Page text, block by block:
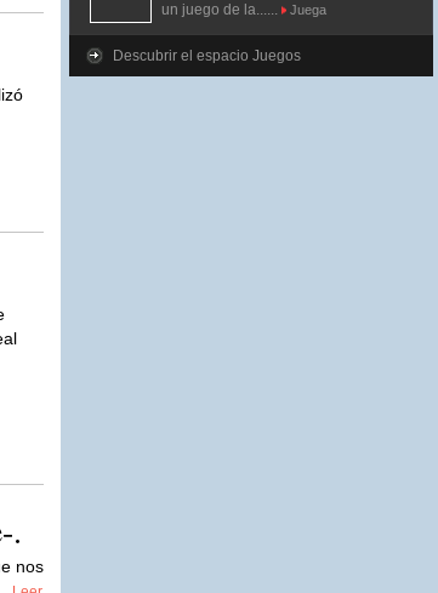
.
nos
un juego de la......
Juega
Descubrir el espacio Juegos